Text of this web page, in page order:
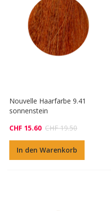
Nouvelle Haarfarbe 9.41
sonnenstein
CHF 15.60 CHF 19.50
In den Warenkorb